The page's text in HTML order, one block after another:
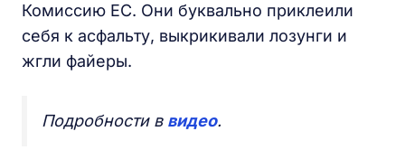
Комиссию ЕС. Они буквально приклеили
себя к асфальту, выкрикивали лозунги и
жгли файеры.
Подробности в видео.